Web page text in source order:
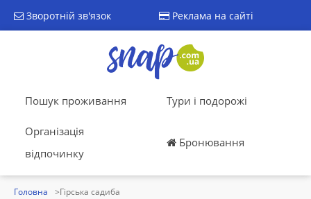
Зворотній зв'язок Реклама на сайті
Пошук проживання Тури і подорожі
Організація
відпочинку
Бронювання
Головна Гірська садиба